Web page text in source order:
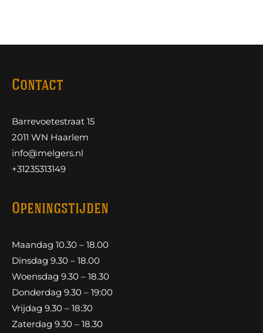
Contact
Barrevoetestraat 15
2011 WN Haarlem
info@melgers.nl
+31235313149
Openingstijden
Maandag 10.30 – 18.00
Dinsdag 9.30 – 18.00
Woensdag 9.30 – 18.30
Donderdag 9.30 – 19:00
Vrijdag 9.30 – 18:30
Zaterdag 9.30 – 18.30